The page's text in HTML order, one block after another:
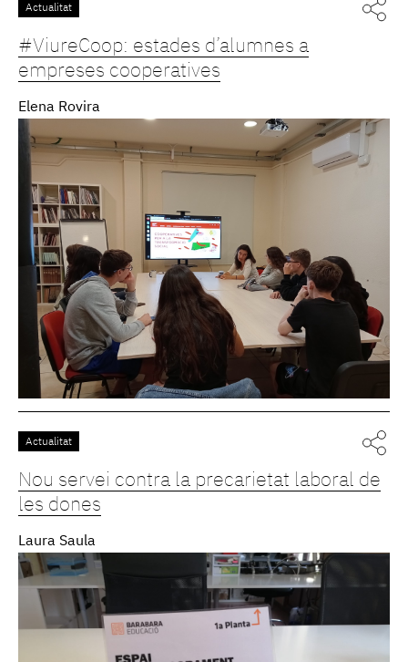
Actualitat
#ViureCoop: estades d’alumnes a
empreses cooperatives
Elena Rovira
Actualitat
Nou servei contra la precarietat laboral de
les dones
Laura Saula